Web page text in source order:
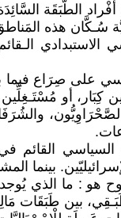
الطَّبَقَة
هذه المَناطق،
على صِرَاع فيما
أو مُسْتَـغِلِّين
القائم
بينما
هو : ما الذي يُوجد
بين طَبَقَات